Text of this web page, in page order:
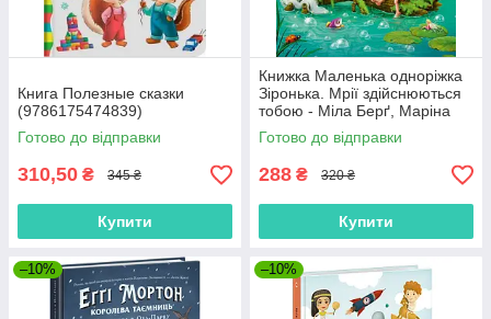
Книга Полезные сказки
(9786175474839)
Готово до відправки
310,50 ₴ 345 ₴
Купити
Книжка Маленька одноріжка
Зіронька. Мрії здійснюються
тобою - Міла Берґ, Маріна
Кремер (9786170959324)
Готово до відправки
288 ₴ 320 ₴
Купити
–10% –10%